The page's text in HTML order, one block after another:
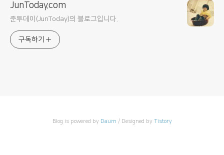
JunToday.com
준투데이(JunToday)의 블로그입니다.
구독하기
Blog is powered by Daum / Designed by Tistory